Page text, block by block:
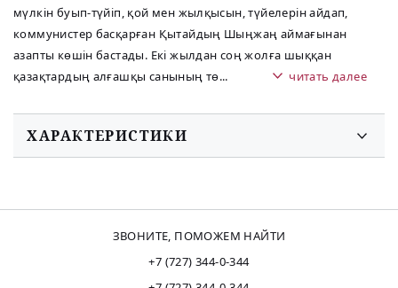
мүлкін буып-түйіп, қой мен жылқысын, түйелерін айдап,
коммунистер басқарған Қытайдың Шыңжаң аймағынан
азапты көшін бастады. Екі жылдан соң жолға шыққан
қазақтардың алғашқы санының тө... читать далее
ХАРАКТЕРИСТИКИ
ЗВОНИТЕ, ПОМОЖЕМ НАЙТИ
+7 (727) 344-0-344